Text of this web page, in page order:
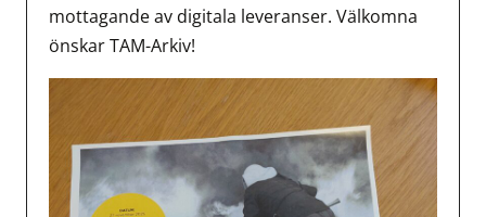
mottagande av digitala leveranser. Välkomna
önskar TAM-Arkiv!